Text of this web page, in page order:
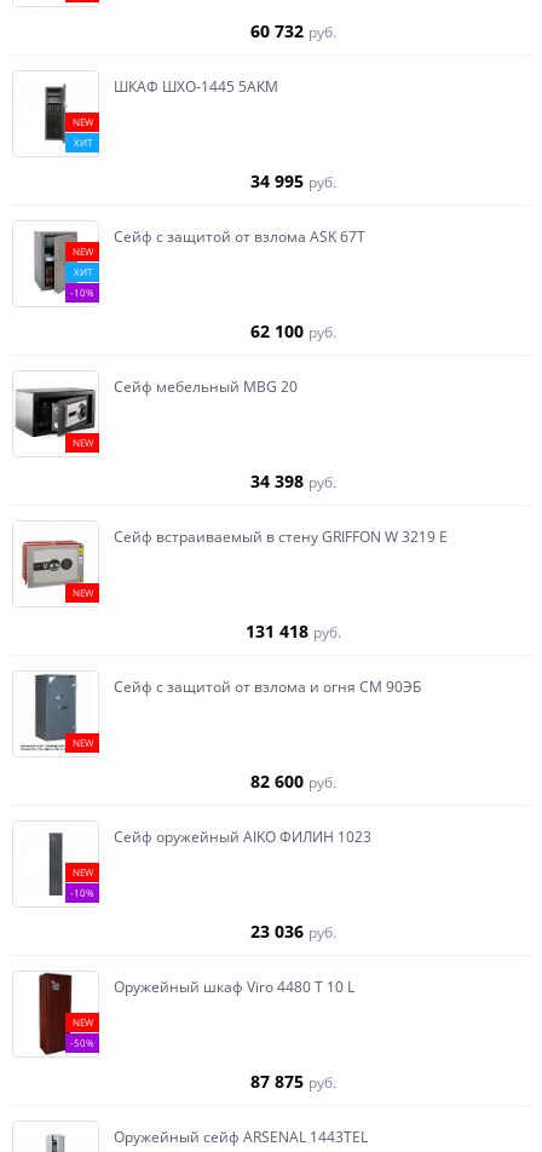
60 732 руб.
NEW
ХИТ
ШКАФ ШХО-1445 5АКМ
34 995 руб.
NEW
ХИТ
-10%
Сейф с защитой от взлома ASK 67T
62 100 руб.
NEW
Сейф мебельный MBG 20
34 398 руб.
NEW
Сейф встраиваемый в стену GRIFFON W 3219 E
131 418 руб.
NEW
Сейф с защитой от взлома и огня СМ 90ЭБ
82 600 руб.
NEW
-10%
Сейф оружейный AIKO ФИЛИН 1023
23 036 руб.
NEW
-50%
Оружейный шкаф Viro 4480 T 10 L
87 875 руб.
Оружейный сейф ARSENAL 1443ТEL